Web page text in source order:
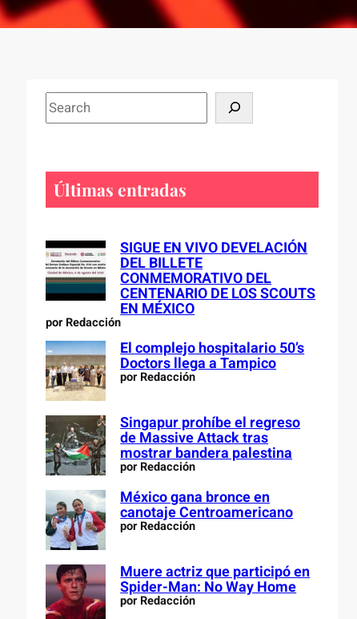
S
e
h
Últimas entradas
SIGUE EN VIVO DEVELACIÓN
DEL BILLETE
CONMEMORATIVO DEL
CENTENARIO DE LOS SCOUTS
EN MÉXICO
por Redacción
El complejo hospitalario 50’s
Doctors llega a Tampico
por Redacción
Singapur prohíbe el regreso
de Massive Attack tras
mostrar bandera palestina
por Redacción
México gana bronce en
canotaje Centroamericano
por Redacción
Muere actriz que participó en
Spider-Man: No Way Home
por Redacción